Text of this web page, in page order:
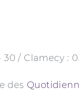
/ Clamecy :
des